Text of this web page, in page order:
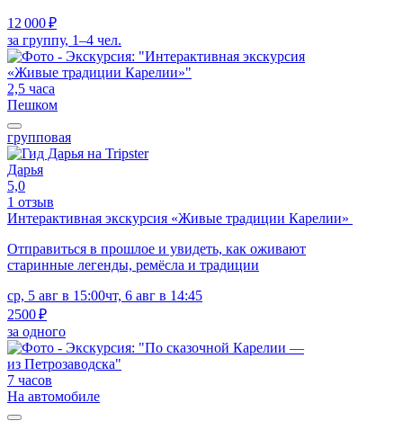
12 000 ₽
за группу, 1–4 чел.
2,5 часа
Пешком
групповая
Дарья
5,0
1 отзыв
Интерактивная экскурсия «Живые традиции Карелии»
Отправиться в прошлое и увидеть, как оживают
старинные легенды, ремёсла и традиции
ср, 5 авг в 15:00чт, 6 авг в 14:45
2500 ₽
за одного
7 часов
На автомобиле